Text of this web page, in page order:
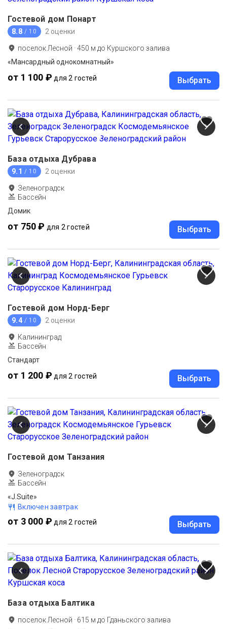
Гостевой дом Понарт
8.8 / 10 2 оценки
поселок Лесной ·450 м до Куршского залива
«Мансардный однокомнатный»
от 1 100 ₽ для 2 гостей Выбрать
База отдыха Дубрава
9.1 / 10 2 оценки
Зеленоградск
Бассейн
Домик
от 750 ₽ для 2 гостей Выбрать
Гостевой дом Норд-Берг
9.4 / 10 2 оценки
Калининград
Бассейн
Стандарт
от 1 200 ₽ для 2 гостей Выбрать
Гостевой дом Танзания
Зеленоградск
Бассейн
«J.Suite»
Включен завтрак
от 3 000 ₽ для 2 гостей Выбрать
База отдыха Балтика
поселок Лесной · 615 м до Гданьского залива